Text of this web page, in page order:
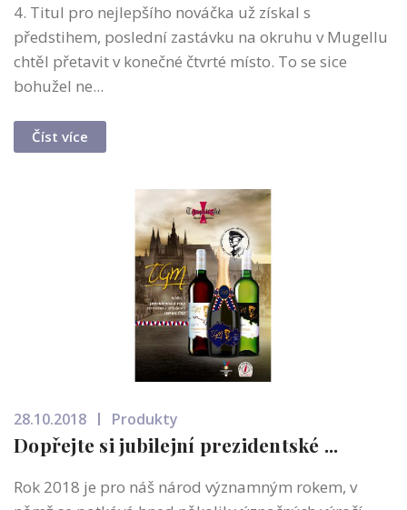
4. Titul pro nejlepšího nováčka už získal s
předstihem, poslední zastávku na okruhu v Mugellu
chtěl přetavit v konečné čtvrté místo. To se sice
bohužel ne...
Číst více
28.10.2018 Produkty
Dopřejte si jubilejní prezidentské ...
Rok 2018 je pro náš národ významným rokem, v